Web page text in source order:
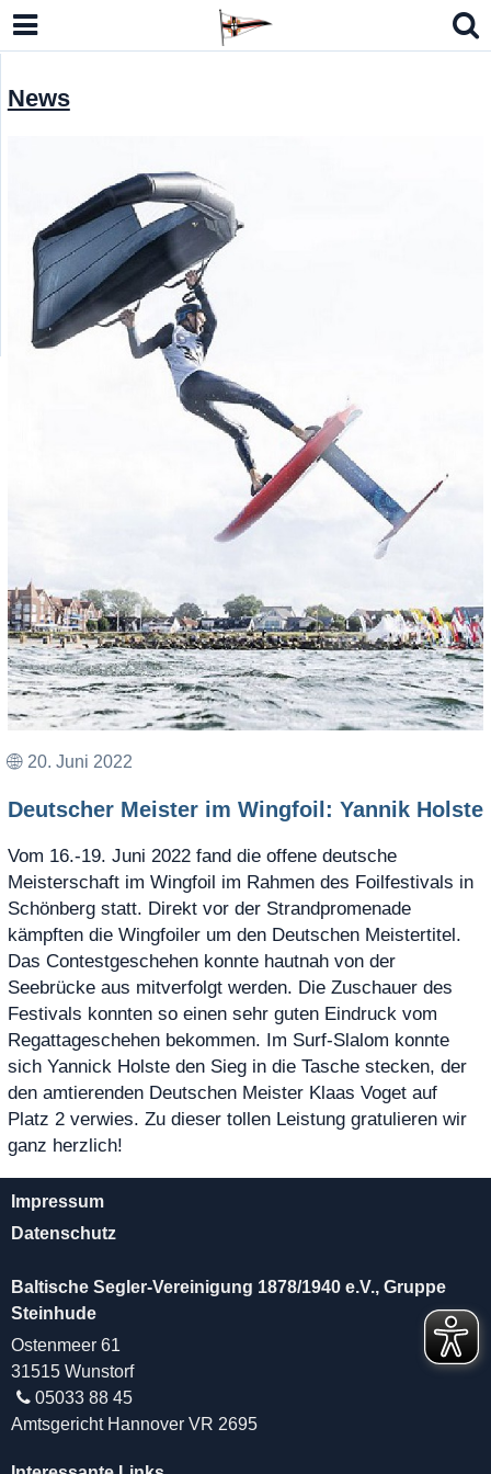
Kielzugvogel (LM-N)
Sharpie, Eintagsfliege 15er JK
7 / RS Aero 6
Masters Europe 2026
News
20. Juni 2022
Deutscher Meister im Wingfoil: Yannik Holste
Vom 16.-19. Juni 2022 fand die offene deutsche
Meisterschaft im Wingfoil im Rahmen des Foilfestivals in
Schönberg statt. Direkt vor der Strandpromenade
kämpften die Wingfoiler um den Deutschen Meistertitel.
Das Contestgeschehen konnte hautnah von der
Seebrücke aus mitverfolgt werden. Die Zuschauer des
Festivals konnten so einen sehr guten Eindruck vom
Regattageschehen bekommen. Im Surf-Slalom konnte
sich Yannick Holste den Sieg in die Tasche stecken, der
den amtierenden Deutschen Meister Klaas Voget auf
Platz 2 verwies. Zu dieser tollen Leistung gratulieren wir
ganz herzlich!
Impressum
Datenschutz
Baltische Segler-Vereinigung 1878/1940 e.V., Gruppe
Steinhude
Ostenmeer 61
31515 Wunstorf
05033 88 45
Amtsgericht Hannover VR 2695